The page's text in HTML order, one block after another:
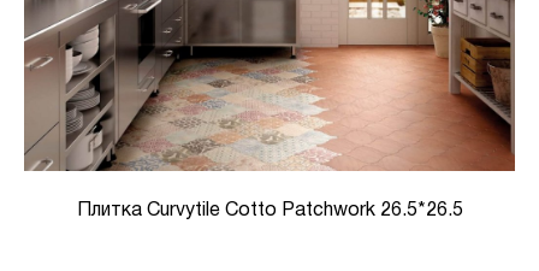
Плитка Curvytile Cotto Patchwork 26.5*26.5